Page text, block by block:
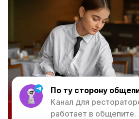
По ту сторону
Канал для
работает в общепите.